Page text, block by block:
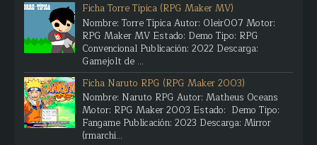
Ficha Torre Típica (RPG Maker MV)
Nombre: Torre Típica Autor: Oleir007 Motor:
RPG Maker MV Estado: Demo Tipo: RPG
Convencional Publicación: 2022 Descarga:
Gamejolt de ...
Ficha Naruto RPG (RPG Maker 2003)
Nombre: Naruto RPG Autor: Matheus Oceans
Motor: RPG Maker 2003 Estado: Demo Tipo:
Fangame Publicación: 2023 Descarga: Mirror
(rmarchi...